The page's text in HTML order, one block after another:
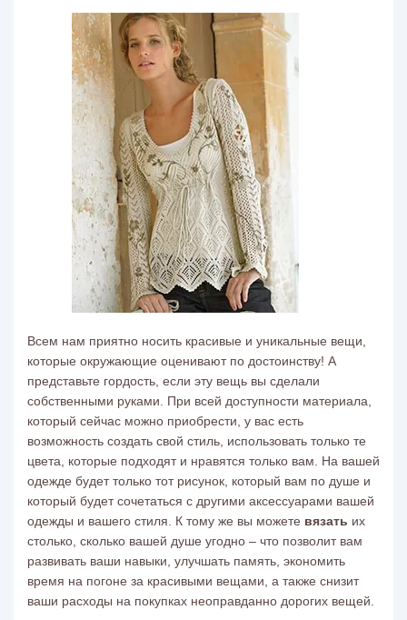
Всем нам приятно носить красивые и уникальные вещи,
которые окружающие оценивают по достоинству! А
представьте гордость, если эту вещь вы сделали
собственными руками. При всей доступности материала,
который сейчас можно приобрести, у вас есть
возможность создать свой стиль, использовать только те
цвета, которые подходят и нравятся только вам. На вашей
одежде будет только тот рисунок, который вам по душе и
который будет сочетаться с другими аксессуарами вашей
одежды и вашего стиля. К тому же вы можете вязать их
столько, сколько вашей душе угодно – что позволит вам
развивать ваши навыки, улучшать память, экономить
время на погоне за красивыми вещами, а также снизит
ваши расходы на покупках неоправданно дорогих вещей.